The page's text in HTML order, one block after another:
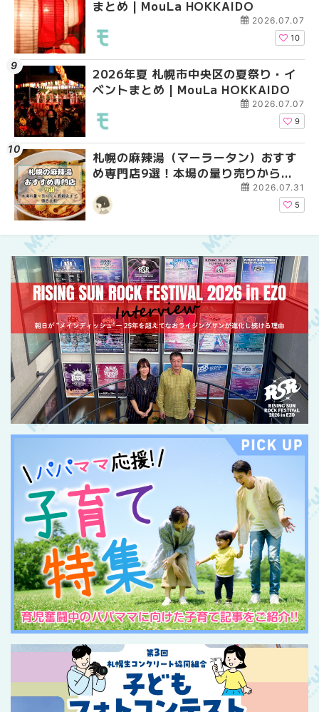
まとめ | MouLa HOKKAIDO
2026.07.07
10
2026年夏 札幌市中央区の夏祭り・イ
ベントまとめ | MouLa HOKKAIDO
2026.07.07
9
札幌の麻辣湯（マーラータン）おすす
め専門店9選！本場の量り売りから最
新店まで徹底比較 | MouLa
HOKKAIDO
2026.07.31
5
ントまとめ | MouLa
2026年夏 札幌市中央
ベントまとめ |
2026年夏 恵庭市・千
イベントまとめ |
ベントまとめ |
【新千歳空港】新カー
業。「SUPER
ーパーラウンジアネッ
介！！ | MouLa
2026年夏 札幌市南区
ントまとめ | MouLa